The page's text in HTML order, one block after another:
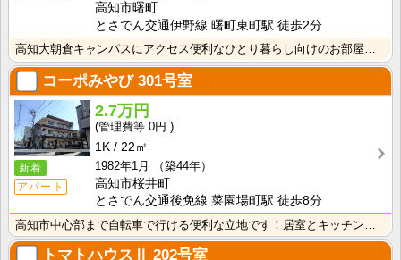
高知市曙町
とさでん交通伊野線 曙町東町駅 徒歩2分
コーポみやび301号室
新着
アパート
2.7万円
0円
1K
22㎡
1982年1月
（築44年）
高知市桜井町
とさでん交通後免線 菜園場町駅 徒歩8分
トマトハウスⅡ 202号室